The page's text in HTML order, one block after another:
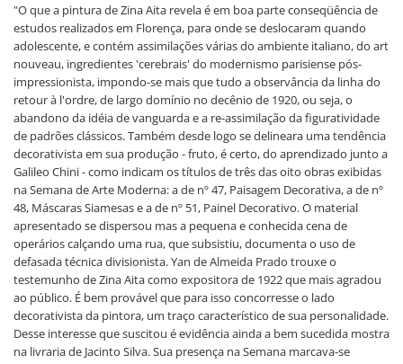
"O que a pintura de Zina Aita revela é em boa parte conseqüência de
estudos realizados em Florença, para onde se deslocaram quando
adolescente, e contém assimilações várias do ambiente italiano, do art
nouveau, ingredientes 'cerebrais' do modernismo parisiense pós-
impressionista, impondo-se mais que tudo a observância da linha do
retour à l'ordre, de largo domínio no decênio de 1920, ou seja, o
abandono da idéia de vanguarda e a re-assimilação da figuratividade
de padrões clássicos. Também desde logo se delineara uma tendência
decorativista em sua produção - fruto, é certo, do aprendizado junto a
Galileo Chini - como indicam os títulos de três das oito obras exibidas
na Semana de Arte Moderna: a de nº 47, Paisagem Decorativa, a de nº
48, Máscaras Siamesas e a de nº 51, Painel Decorativo. O material
apresentado se dispersou mas a pequena e conhecida cena de
operários calçando uma rua, que subsistiu, documenta o uso de
defasada técnica divisionista. Yan de Almeida Prado trouxe o
testemunho de Zina Aita como expositora de 1922 que mais agradou
ao público. É bem provável que para isso concorresse o lado
decorativista da pintora, um traço característico de sua personalidade.
Desse interesse que suscitou é evidência ainda a bem sucedida mostra
na livraria de Jacinto Silva. Sua presença na Semana marcava-se